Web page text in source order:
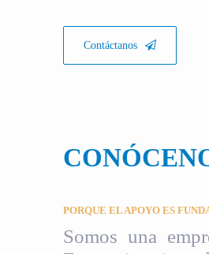
Contáctanos
PORQUE EL APOYO ES
Somos una